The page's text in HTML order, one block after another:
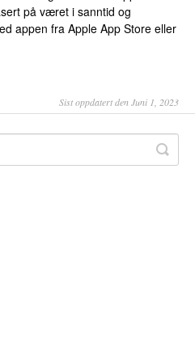
på været i sanntid og
appen fra Apple App Store eller
Sist oppdatert den Juni 1, 2023